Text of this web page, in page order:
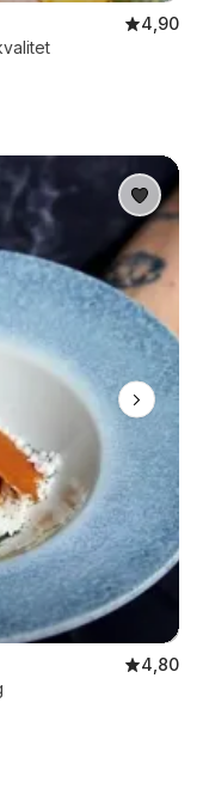
4,90
4,80